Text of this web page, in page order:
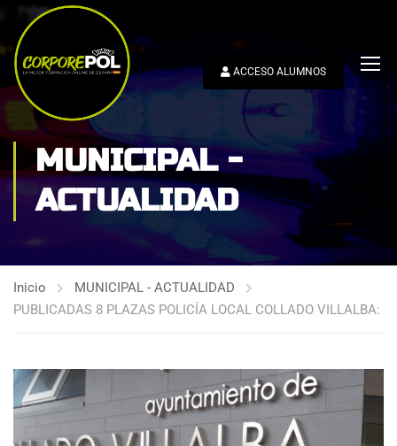
ACCESO ALUMNOS
MUNICIPAL -
ACTUALIDAD
Inicio
MUNICIPAL - ACTUALIDAD
PUBLICADAS 8 PLAZAS POLICÍA LOCAL COLLADO VILLALBA: